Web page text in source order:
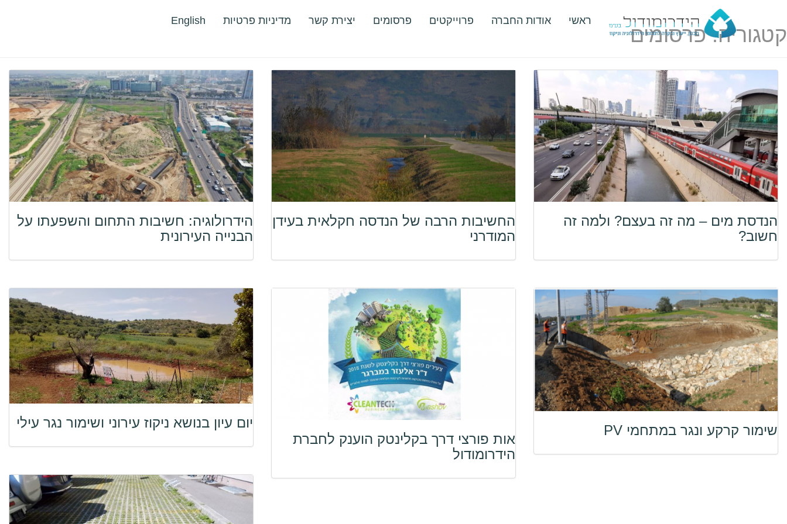
content
ראשי אודות החברה פרוייקטים פרסומים יצירת קשר מדיניות פרטיות English
קטגוריה:פרסומים
הנדסת מים – מה זה בעצם? ולמה זה
חשוב?
החשיבות הרבה של הנדסה חקלאית בעידן
המודרני
הידרולוגיה: חשיבות התחום והשפעתו על
הבנייה העירונית
שימור קרקע ונגר במתחמי PV
אות פורצי דרך בקלינטק הוענק לחברת
הידרומודול
יום עיון בנושא ניקוז עירוני ושימור נגר עילי